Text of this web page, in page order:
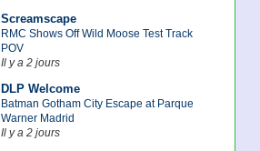
Screamscape
RMC Shows Off Wild Moose Test Track
POV
Il y a 2 jours
DLP Welcome
Batman Gotham City Escape at Parque
Warner Madrid
Il y a 2 jours